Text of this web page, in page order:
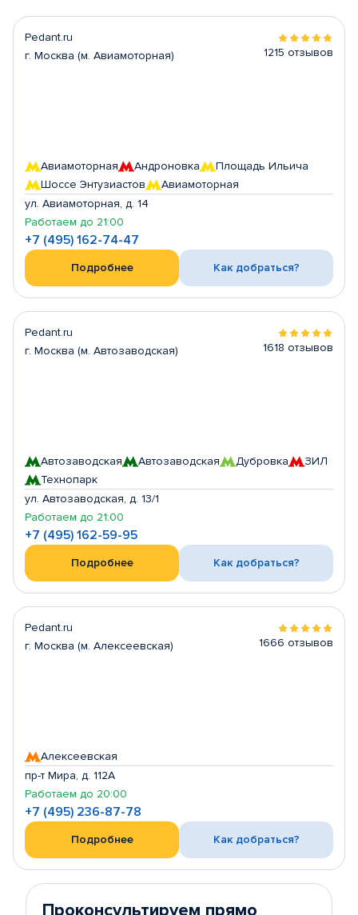
Pedant.ru
г. Москва (м. Авиамоторная)
1215 отзывов
Авиамоторная Андроновка
Площадь Ильича
Шоссе Энтузиастов
Авиамоторная
ул. Авиамоторная, д. 14
Работаем до 21:00
+7 (495) 162-74-47
Подробнее Как добраться?
Pedant.ru
г. Москва (м. Автозаводская)
1618 отзывов
Автозаводская Автозаводская Дубровка
ЗИЛ
Технопарк
ул. Автозаводская, д. 13/1
Работаем до 21:00
+7 (495) 162-59-95
Подробнее Как добраться?
Pedant.ru
г. Москва (м. Алексеевская)
1666 отзывов
Алексеевская
пр-т Мира, д. 112А
Работаем до 20:00
+7 (495) 236-87-78
Подробнее Как добраться?